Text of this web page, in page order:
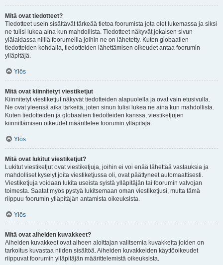
Mitä ovat tiedotteet?
Tiedotteet usein sisältävät tärkeää tietoa foorumista jota olet lukemassa ja siksi
ne tulisi lukea aina kun mahdollista. Tiedotteet näkyvät jokaisen sivun
ylälaidassa niillä foorumeilla joihin ne on lähetetty. Kuten globaalien
tiedotteiden kohdalla, tiedotteiden lähettämisen oikeudet antaa foorumin
ylläpitäjä.
Ylös
Mitä ovat kiinnitetyt viestiketjut
Kiinnitetyt viestiketjut näkyvät tiedotteiden alapuolella ja ovat vain etusivulla.
Ne ovat yleensä aika tärkeitä, joten sinun tulisi lukea ne aina kun mahdollista.
Kuten tiedotteiden ja globaalien tiedotteiden kanssa, viestiketjujen
kiinnittämisen oikeudet määrittelee foorumin ylläpitäjä.
Ylös
Mitä ovat lukitut viestiketjut?
Lukitut viestiketjut ovat viestiketjuja, joihin ei voi enää lähettää vastauksia ja
mahdolliset kyselyt joita viestiketjussa oli, ovat päättyneet automaattisesti.
Viestiketjuja voidaan lukita useista syistä ylläpitäjän tai foorumin valvojan
toimesta. Saatat myös pystyä lukitsemaan oman viestiketjusi, mutta tämä
riippuu foorumin ylläpitäjän antamista oikeuksista.
Ylös
Mitä ovat aiheiden kuvakkeet?
Aiheiden kuvakkeet ovat aiheen aloittajan valitsemia kuvakkeita joiden on
tarkoitus kuvastaa niiden sisältöä. Aiheiden kuvakkeiden käyttöoikeudet
riippuvat foorumin ylläpitäjän määrittelemistä oikeuksista.